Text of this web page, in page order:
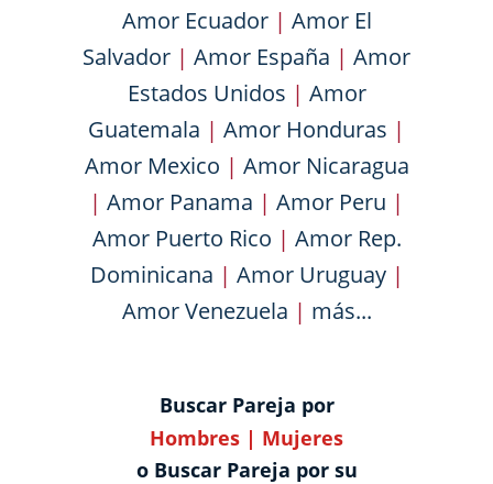
Amor Ecuador| Amor El
Salvador | Amor España | Amor
Estados Unidos | Amor
Guatemala | Amor Honduras |
Amor Mexico | Amor Nicaragua
| Amor Panama | Amor Peru |
Amor Puerto Rico | Amor Rep.
Dominicana | Amor Uruguay|
Amor Venezuela | más...
Buscar Pareja por
Hombres | Mujeres
o Buscar Pareja por su